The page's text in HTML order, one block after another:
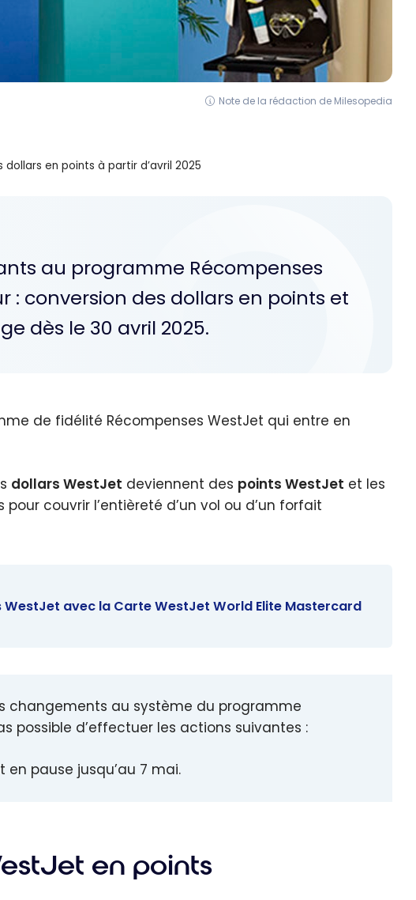
Note de la rédaction de Milesopedia
en points à partir d’avril 2025
au programme Récompenses
: conversion des dollars en points et
dès le 30 avril 2025.
de fidélité Récompenses WestJet qui entre en
dollars WestJet deviennent des points WestJet et les
couvrir l’entièreté d’un vol ou d’un forfait
WestJet avec la Carte WestJet World Elite Mastercard
changements au système du programme
possible d’effectuer les actions suivantes :
pause jusqu’au 7 mai.
en points